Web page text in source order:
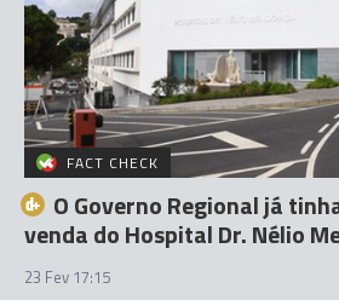
FACT CHECK
O Governo Regional já
venda do Hospital Dr. Nélio
23 Fev 17:15